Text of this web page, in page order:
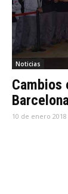
Noticias
Cambios
10 de enero 2018